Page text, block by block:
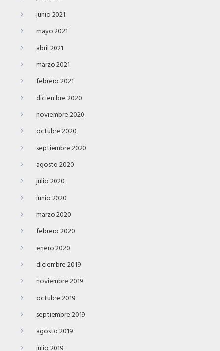
junio 2021
mayo 2021
abril 2021
marzo 2021
febrero 2021
diciembre 2020
noviembre 2020
octubre 2020
septiembre 2020
agosto 2020
julio 2020
junio 2020
marzo 2020
febrero 2020
enero 2020
diciembre 2019
noviembre 2019
octubre 2019
septiembre 2019
agosto 2019
julio 2019